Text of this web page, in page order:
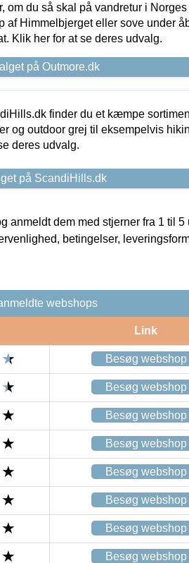
om du så skal på vandretur i
af Himmelbjerget eller sove under
Klik her for at se deres udvalg.
på Outmore.dk
finder du et kæmpe
og outdoor grej til eksempelvis
deres udvalg.
på ScandiHills.dk
dem med stjerner fra 1 til 5
betingelser,
webshops
Link
Besøg webshop
Besøg webshop
Besøg webshop
Besøg webshop
Besøg webshop
Besøg webshop
Besøg webshop
Besøg webshop